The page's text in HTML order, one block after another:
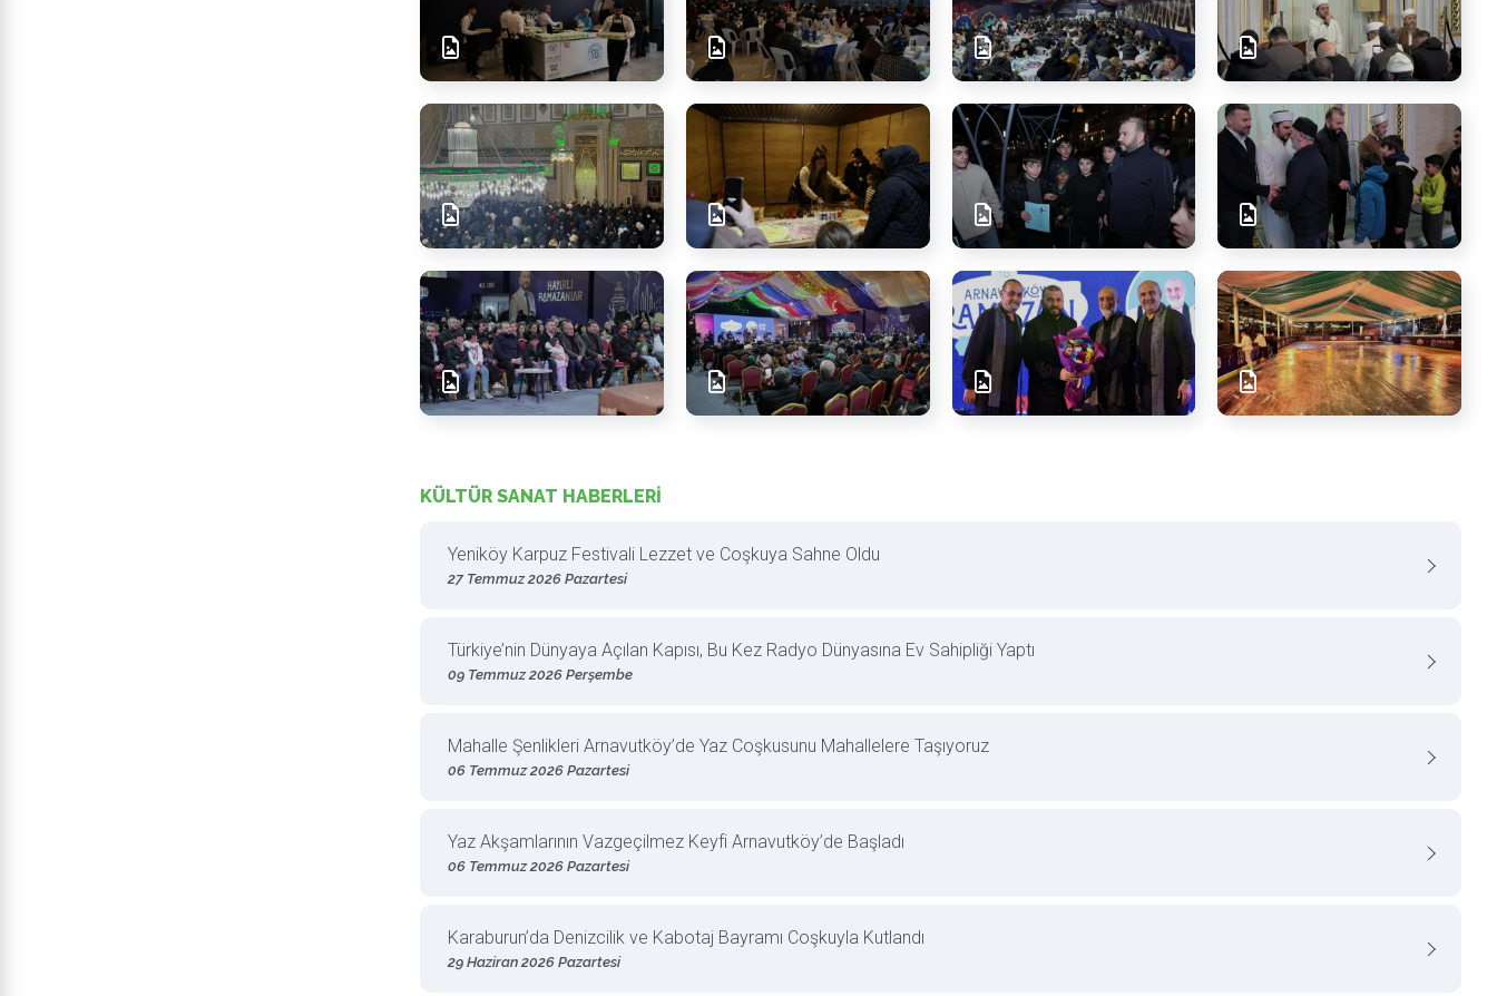
KÜLTÜR SANAT HABERLERİ
Yeniköy Karpuz Festivali Lezzet ve Coşkuya Sahne Oldu
27 Temmuz 2026 Pazartesi
Türkiye’nin Dünyaya Açılan Kapısı, Bu Kez Radyo Dünyasına Ev Sahipliği Yaptı
09 Temmuz 2026 Perşembe
Mahalle Şenlikleri Arnavutköy’de Yaz Coşkusunu Mahallelere Taşıyoruz
06 Temmuz 2026 Pazartesi
Yaz Akşamlarının Vazgeçilmez Keyfi Arnavutköy’de Başladı
06 Temmuz 2026 Pazartesi
Karaburun’da Denizcilik ve Kabotaj Bayramı Coşkuyla Kutlandı
29 Haziran 2026 Pazartesi